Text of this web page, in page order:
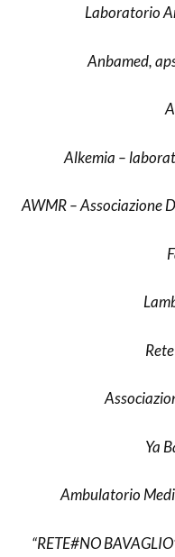
Laboratorio
Anbamed,
Alkemia –
AWMR – Associazione
Ya
Ambulatorio
“RETE#NO